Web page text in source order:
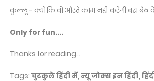
कुल्लू - क्योंकि वो औरतें काम नहीं करेगी बस बैठ
Only for fun....
Thanks for reading...
Tags: चुटकुले हिंदी में, न्यू जोक्स इन हिंदी,